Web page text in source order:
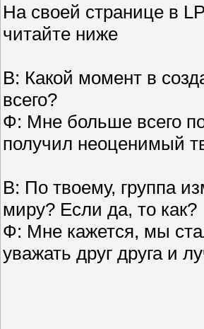
На своей странице в
читайте ниже
В: Какой момент в
всего?
Ф: Мне больше всего
получил неоценимый
В: По твоему, группа
миру? Если да, то как?
Ф: Мне кажется, мы
уважать друг друга и